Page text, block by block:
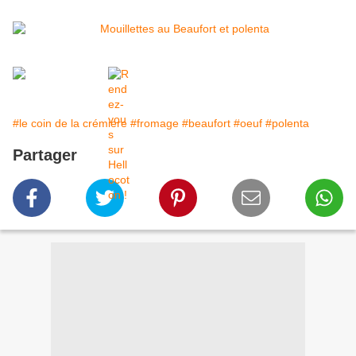
#le coin de la crémiere #fromage #beaufort #oeuf #polenta
Partager